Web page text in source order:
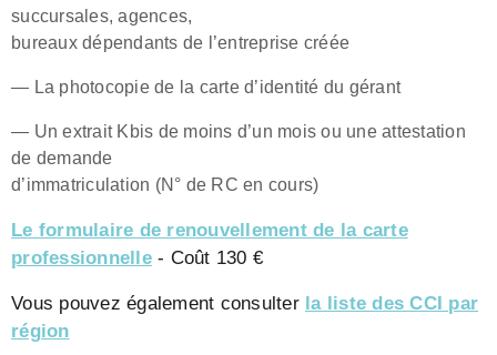
succursales, agences,
bureaux dépendants de l’entreprise créée
— La photocopie de la carte d’identité du gérant
— Un extrait Kbis de moins d’un mois ou une attestation
de demande
d’immatriculation (N° de RC en cours)
Le formulaire de renouvellement de la carte
professionnelle- Coût 130 €
Vous pouvez également consulter la liste des CCI par
région